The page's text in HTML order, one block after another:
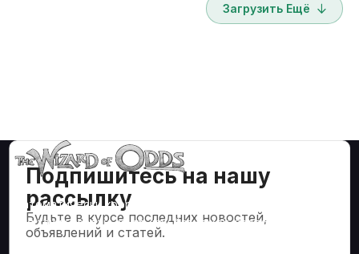
Загрузить Ещё
Подпишитесь на нашу
рассылку
Будьте в курсе последних новостей,
объявлений и статей.
Математически корректные стратегии и информация
для таких азартных игр, как блэкджек, крэпс, рулетка и
сотни других.